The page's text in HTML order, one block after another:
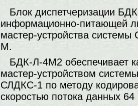
Блок диспетчеризации
информационно-питающей
мастер-устройства
М.
БДК-Л-4М2 обеспечивает
мастер-устройством
СЛДКС-1 по методу
скоростью потока данных 64